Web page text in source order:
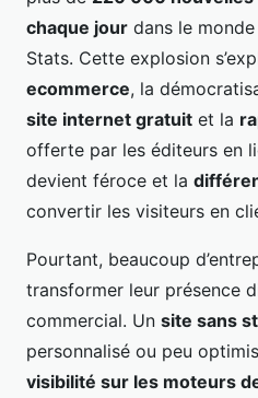
chaque jour dans le
Stats. Cette explosion
ecommerce, la
site internet gratuit et la
offerte par les éditeurs en
devient féroce et la
convertir les visiteurs en
Pourtant, beaucoup
transformer leur présence
commercial. Un site sans
personnalisé ou peu
visibilité sur les moteurs